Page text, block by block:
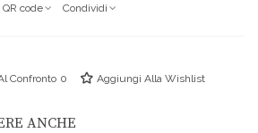
QR code Condividi
Confronto 0 Aggiungi Alla Wishlist
ANCHE